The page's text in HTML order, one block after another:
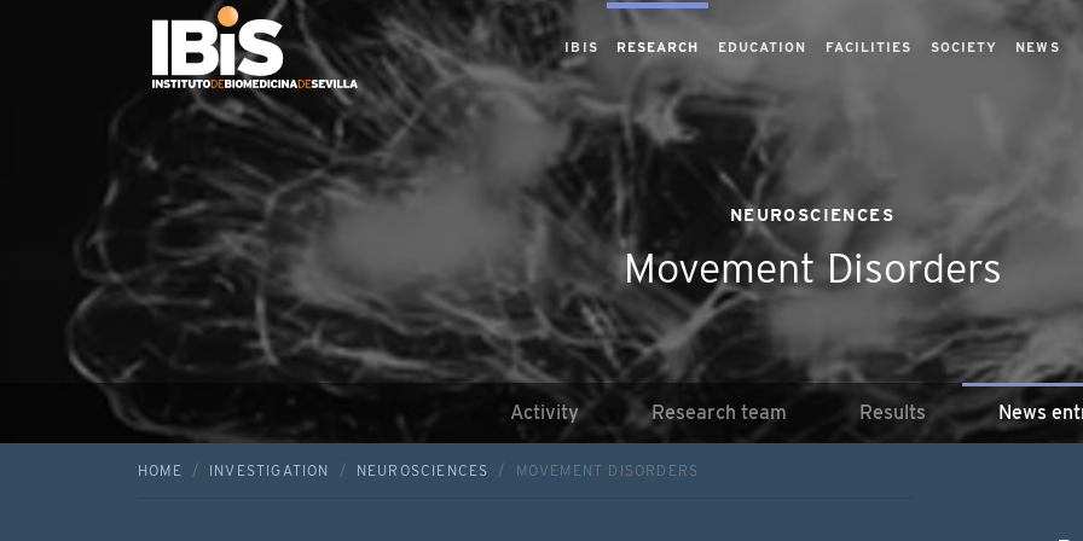
IBIS RESEARCH EDUCATION FACILITIES SOCIETY NEWS
NEUROSCIENCES
Movement Disorders
Activity Research team Results News
HOME INVESTIGATION NEUROSCIENCES MOVEMENT DISORDERS